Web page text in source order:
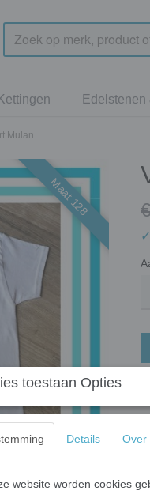
Mulan
Maat 128
✓
toestaan Opties
Details Over
website worden cookies